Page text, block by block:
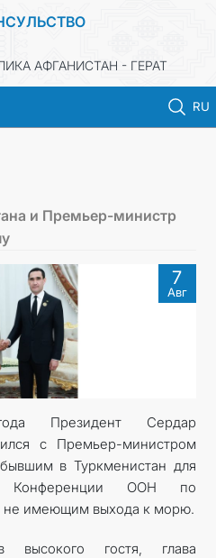
АФГАНИСТАН - ГЕРАТ
RU
УСЛУГИ
МИД
ДАННЫЕ
и Премьер-министр
7
Авг
Президент Сердар
с Премьер-министром
в Туркменистан для
Конференции ООН по
не имеющим выхода к морю.
высокого гостя, глава